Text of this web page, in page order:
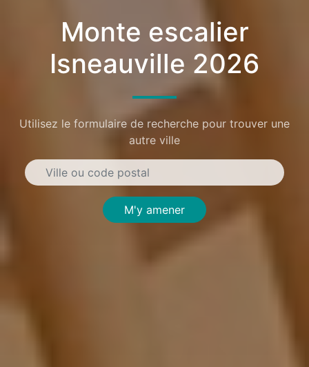
Monte escalier
Isneauville 2026
Utilisez le formulaire de recherche pour trouver une
autre ville
M'y amener